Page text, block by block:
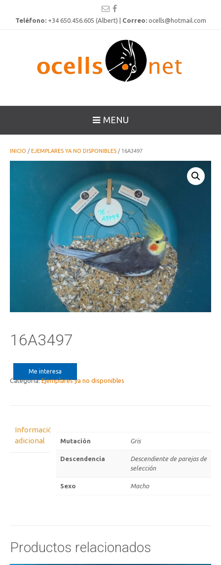
Teléfono:+34 650.456.605 (Albert) | Correo: ocells@hotmail.com
MENU
INICIO /EJEMPLARES YA NO DISPONIBLES / 16A3497
16A3497
Me interesa
Categoría:Ejemplares ya no disponibles
Información
adicional
Mutación Gris
Descendencia
Descendiente de parejas de
selección
Sexo Macho
Productos relacionados